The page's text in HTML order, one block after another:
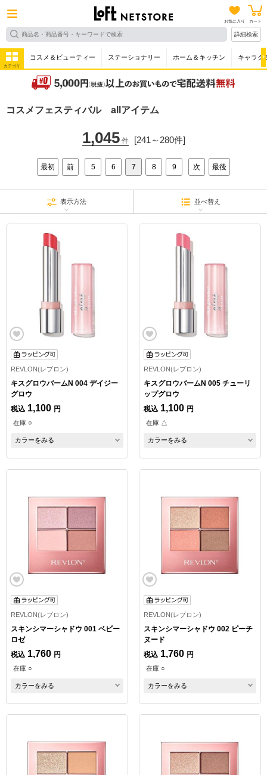
お気に入り カート
詳細検索
カテゴリ
コスメ＆ビューティー ステーショナリー ホーム＆キッチン キャラク
コスメフェスティバル allアイテム
1,045件 [241～280件]
最初 前 5 6 7 8 9 次 最後
表示方法 並べ替え
REVLON(レブロン)
キスグロウバームN 004 デイジー
グロウ
税込 1,100 円
在庫 ○
カラーをみる
REVLON(レブロン)
キスグロウバームN 005 チューリ
ップグロウ
税込 1,100 円
在庫 △
カラーをみる
REVLON(レブロン)
スキンシマーシャドウ 001 ベビー
ロゼ
税込 1,760 円
在庫 ○
カラーをみる
REVLON(レブロン)
スキンシマーシャドウ 002 ピーチ
ヌード
税込 1,760 円
在庫 ○
カラーをみる